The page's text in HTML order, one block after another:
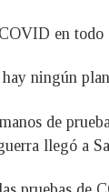
en todo
ningún
de
llegó a